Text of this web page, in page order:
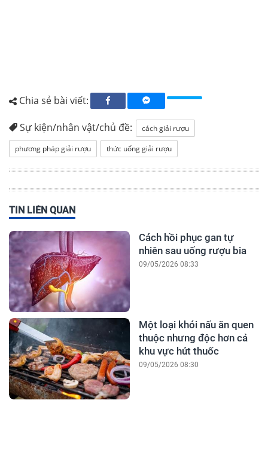
Chia sẻ bài viết:
Sự kiện/nhân vật/chủ đề:
cách giải rượu
phương pháp giải rượu
thức uống giải rượu
TIN LIÊN QUAN
Cách hồi phục gan tự
nhiên sau uống rượu bia
09/05/2026 08:33
Một loại khói nấu ăn quen
thuộc nhưng độc hơn cả
khu vực hút thuốc
09/05/2026 08:30